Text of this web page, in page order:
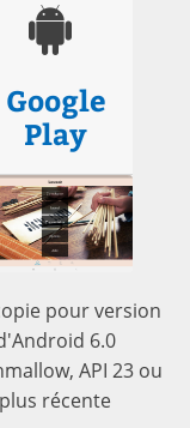
Google
Play
pour version
6.0
API 23 ou
plus récente